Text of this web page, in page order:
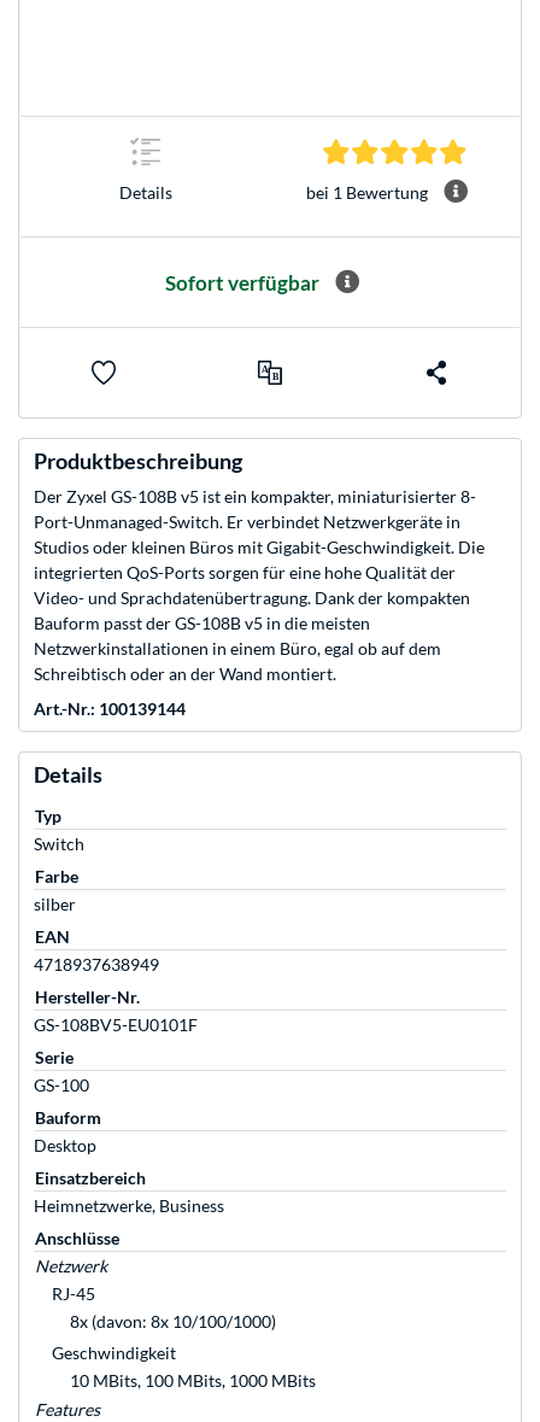
Details bei 1 Bewertung
Sofort verfügbar
Produktbeschreibung
Der Zyxel GS-108B v5 ist ein kompakter, miniaturisierter 8-
Port-Unmanaged-Switch. Er verbindet Netzwerkgeräte in
Studios oder kleinen Büros mit Gigabit-Geschwindigkeit. Die
integrierten QoS-Ports sorgen für eine hohe Qualität der
Video- und Sprachdatenübertragung. Dank der kompakten
Bauform passt der GS-108B v5 in die meisten
Netzwerkinstallationen in einem Büro, egal ob auf dem
Schreibtisch oder an der Wand montiert.
Art.-Nr.: 100139144
Details
Typ
Switch
Farbe
silber
EAN
4718937638949
Hersteller-Nr.
GS-108BV5-EU0101F
Serie
GS-100
Bauform
Desktop
Einsatzbereich
Heimnetzwerke, Business
Anschlüsse
Netzwerk
RJ-45
8x (davon: 8x 10/100/1000)
Geschwindigkeit
10 MBits, 100 MBits, 1000 MBits
Features